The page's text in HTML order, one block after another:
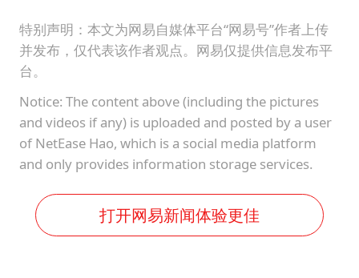
特别声明：本文为网易自媒体平台“网易号”作者上传
并发布，仅代表该作者观点。网易仅提供信息发布平
台。
Notice: The content above (including the pictures
and videos if any) is uploaded and posted by a user
of NetEase Hao, which is a social media platform
and only provides information storage services.
打开网易新闻体验更佳